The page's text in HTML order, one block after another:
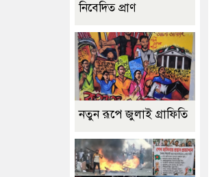
নিবেদিত প্রাণ
নতুন রূপে জুলাই গ্রাফিতি